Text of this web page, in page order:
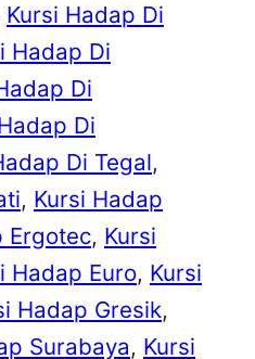
Kursi Hadap Di
Hadap Di
Di
Di
Di Tegal
, Kursi Hadap
Ergotec, Kursi
Hadap Euro, Kursi
Hadap Gresik
Surabaya, Kursi